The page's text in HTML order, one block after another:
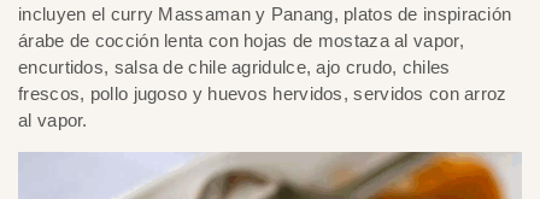
incluyen el curry Massaman y Panang, platos de inspiración
árabe de cocción lenta con hojas de mostaza al vapor,
encurtidos, salsa de chile agridulce, ajo crudo, chiles
frescos, pollo jugoso y huevos hervidos, servidos con arroz
al vapor.